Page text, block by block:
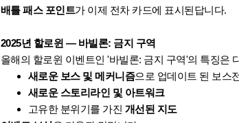
배틀 패스 포인트가 이제 전차 카드에 표시된답니다.
2025년 할로윈 — 바빌론: 금지 구역
올해의 할로윈 이벤트인 '바빌론: 금지 구역'의 특징은
새로운 보스 및 메커니즘으로 업데이트 된 보스
새로운 스토리라인 및 아트워크
고유한 분위기를 가진 개선된 지도